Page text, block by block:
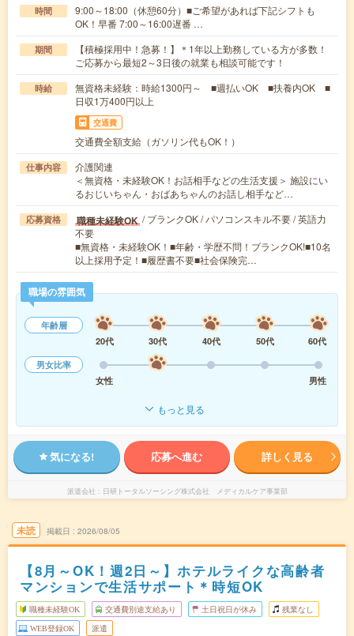
時間
9:00～18:00（休憩60分）■ご希望があれば下記シフトも
OK！早番 7:00～16:00遅番 …
期間
【積極採用中！急募！】＊1年以上勤務している方が多数！
ご応募から最短2～3日後の就業も相談可能です！
時給
無資格未経験：時給1300円～ ■週払いOK ■扶養内OK ■
日収1万400円以上
交通費
交通費全額支給（ガソリン代もOK！）
仕事内容
介護関連
＜無資格・未経験OK！お話相手などの生活支援＞ 施設にい
るおじいちゃん・おばあちゃんのお話し相手など…
応募資格 職種未経験OK / ブランクOK / パソコンスキル不要 / 英語力
不要
■無資格・未経験OK！■年齢・学歴不問！ブランクOK!■10名
以上採用予定！■履歴書不要■社会保険完…
職場の雰囲気
年齢層
20代
30代 40代 50代
60代
男女比率
女性
男性
もっと見る
気になる! 応募へ進む 詳しく見る
派遣会社 日研トータルソーシング株式会社 メディカルケア事業部
未読 掲載日 2026/08/05
【8月～OK！週2日～】ホテルライクな高齢者
マンションで生活サポート＊時短OK
職種未経験OK 交通費別途支給あり 土日祝日が休み 残業なし
WEB登録OK 派遣